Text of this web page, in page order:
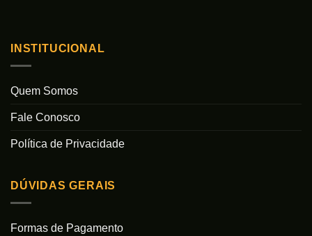
INSTITUCIONAL
Quem Somos
Fale Conosco
Política de Privacidade
DÚVIDAS GERAIS
Formas de Pagamento